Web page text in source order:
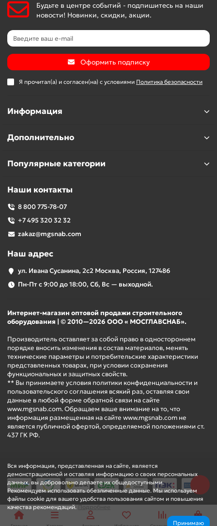
Вся информация, представленная на сайте, является
демонстрационной и оставляя информацию о своих персональных
данных, вы добровольно делаете их общедоступными.
Рекомендуем использовать обезличенные данные. Мы используем
файлы cookie для вашего удобства пользования сайтом и повышения
качества рекомендаций.Подробнее
Принимаю
Будьте в центре событий - подпишитесь на наши
новости! Новинки, скидки, акции.
Оформить подписку
Я прочитал(а) и согласен(на) с условиями Политика безопасности
Информация
Дополнительно
Популярные категории
Наши контакты
8 800 775-78-07
+7 495 320 32 32
zakaz@mgsnab.com
Наш адрес
ул. Ивана Сусанина, 2с2 Москва, Россия, 127486
Пн-Пт с 9:00 до 18:00, Сб, Вс — выходной.
Интернет-магазин оптовой продажи строительного
оборудования | © 2010—2026 ООО « МОСГЛАВСНАБ».
Производитель оставляет за собой право в одностороннем
порядке вносить изменения в состав материалов, менять
технические параметры и потребительские характеристики
представленных товарах, при условии сохранения
функциональных и защитных свойств.
** Вы принимаете условия политики конфиденциальности и
пользовательского соглашения всякий раз, оставляя свои
данные в любой форме обратной связи на сайте
www.mgsnab.com. Обращаем ваше внимание на то, что
информация размещенная на сайте www.mgsnab.com не
является публичной офертой, определяемой положениями ст.
437 ГК РФ.